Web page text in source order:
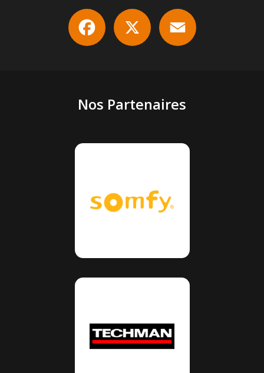
Facebook
Nos Partenaires